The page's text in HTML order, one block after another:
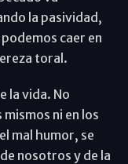
la pasividad,
caer en
toral.
la vida. No
ni en los
mal humor, se
nosotros y de la